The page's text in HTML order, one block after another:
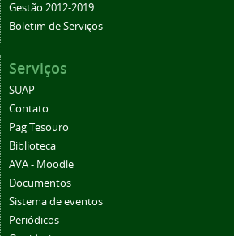
Gestão 2012-2019
Boletim de Serviços
Serviços
SUAP
Contato
Pag Tesouro
Biblioteca
AVA - Moodle
Documentos
Sistema de eventos
Periódicos